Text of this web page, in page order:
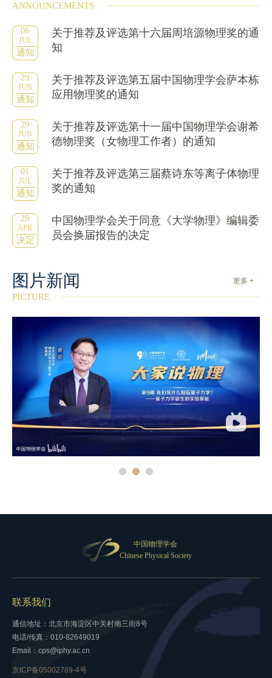
ANNOUNCEMENTS
06
JUL
通知
关于推荐及评选第十六届周培源物理奖的通
知
29
JUN
通知
关于推荐及评选第五届中国物理学会萨本栋
应用物理奖的通知
29
JUN
通知
关于推荐及评选第十一届中国物理学会谢希
德物理奖（女物理工作者）的通知
01
JUL
通知
关于推荐及评选第三届蔡诗东等离子体物理
奖的通知
29
APR
决定
中国物理学会关于同意《大学物理》编辑委
员会换届报告的决定
更多 +
图片新闻
PICTURE
中国物理学会
Chinese Physical Society
联系我们
通信地址：北京市海淀区中关村南三街8号
电话/传真：010-82649019
Email：cps@iphy.ac.cn
京ICP备05002789-4号